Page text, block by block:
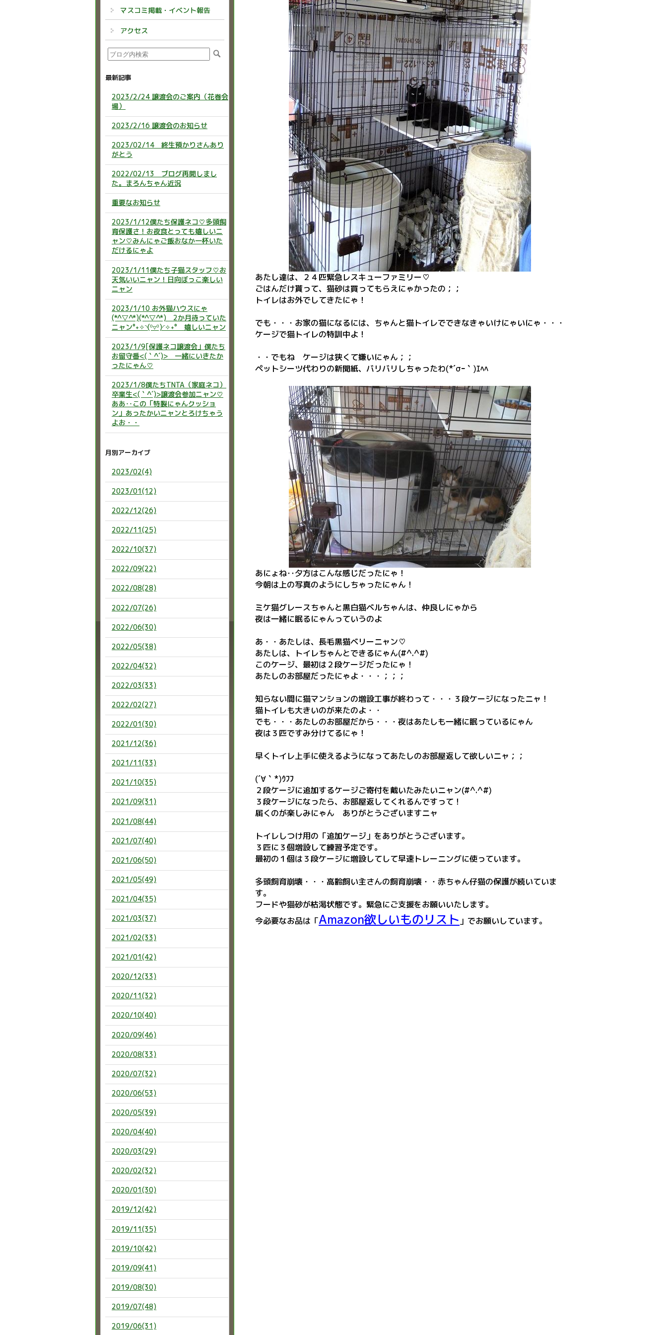
あたし達は、２４匹緊急レスキューファミリー♡
ごはんだけ貰って、猫砂は買ってもらえにゃかったの；；
トイレはお外でしてきたにゃ！
でも・・・お家の猫になるには、ちゃんと猫トイレでできなきゃいけにゃいにゃ・・・
ケージで猫トイレの特訓中よ！
・・でもね ケージは狭くて嫌いにゃん；；
ペットシーツ代わりの新聞紙、バリバリしちゃったわ(*´σｰ｀)ｴﾍﾍ
あにょね‥夕方はこんな感じだったにゃ！
今朝は上の写真のようにしちゃったにゃん！
ミケ猫グレースちゃんと黒白猫ベルちゃんは、仲良しにゃから
夜は一緒に眠るにゃんっていうのよ
あ・・あたしは、長毛黒猫ベリーニャン♡
あたしは、トイレちゃんとできるにゃん(#^.^#)
このケージ、最初は２段ケージだったにゃ！
あたしのお部屋だったにゃよ・・・；；；
知らない間に猫マンションの増設工事が終わって・・・３段ケージになったニャ！
猫トイレも大きいのが来たのよ・・
でも・・・あたしのお部屋だから・・・夜はあたしも一緒に眠っているにゃん
夜は３匹ですみ分けてるにゃ！
早くトイレ上手に使えるようになってあたしのお部屋返して欲しいニャ；；
(´∀｀*)ｳﾌﾌ
２段ケージに追加するケージご寄付を戴いたみたいニャン(#^.^#)
３段ケージになったら、お部屋返してくれるんですって！
届くのが楽しみにゃん ありがとうございますニャ
トイレしつけ用の「追加ケージ」をありがとうございます。
３匹に３個増設して練習予定です。
最初の１個は３段ケージに増設してして早速トレーニングに使っています。
多頭飼育崩壊・・・高齢飼い主さんの飼育崩壊・・赤ちゃん仔猫の保護が続いていま
す。
フードや猫砂が枯渇状態です。緊急にご支援をお願いいたします。
今必要なお品は「Amazon欲しいものリスト 」でお願いしています。
マスコミ掲載・イベント報告
アクセス
最新記事
2023/2/24 譲渡会のご案内（花巻会
場）
2023/2/16 譲渡会のお知らせ
2023/02/14 終生預かりさんあり
がとう
2022/02/13 ブログ再開しまし
た。まろんちゃん近況
重要なお知らせ
2023/1/12僕たち保護ネコ♡多頭飼
育保護さ！お夜食とっても嬉しいニ
ャン♡みんにゃご飯おなか一杯いた
だけるにゃよ
2023/1/11僕たち子猫スタッフ♡お
天気いいニャン！日向ぼっこ楽しい
ニャン
2023/1/10 お外猫ハウスにゃ
(*^▽^*)(*^▽^*) 2か月待っていた
ニャン°˖✧◝(⁰▿⁰)◜✧˖° 嬉しいニャン
2023/1/9[保護ネコ譲渡会」僕たち
お留守番<(｀^´)> 一緒にいきたか
ったにゃん♡
2023/1/8僕たちTNTA（家庭ネコ）
卒業生<(｀^´)>譲渡会参加ニャン♡
ああ‥この「特製にゃんクッショ
ン」あったかいニャンとろけちゃう
よお・・
月別アーカイブ
2023/02(4)
2023/01(12)
2022/12(26)
2022/11(25)
2022/10(37)
2022/09(22)
2022/08(28)
2022/07(26)
2022/06(30)
2022/05(38)
2022/04(32)
2022/03(33)
2022/02(27)
2022/01(30)
2021/12(36)
2021/11(33)
2021/10(35)
2021/09(31)
2021/08(44)
2021/07(40)
2021/06(50)
2021/05(49)
2021/04(35)
2021/03(37)
2021/02(33)
2021/01(42)
2020/12(33)
2020/11(32)
2020/10(40)
2020/09(46)
2020/08(33)
2020/07(32)
2020/06(53)
2020/05(39)
2020/04(40)
2020/03(29)
2020/02(32)
2020/01(30)
2019/12(42)
2019/11(35)
2019/10(42)
2019/09(41)
2019/08(30)
2019/07(48)
2019/06(31)